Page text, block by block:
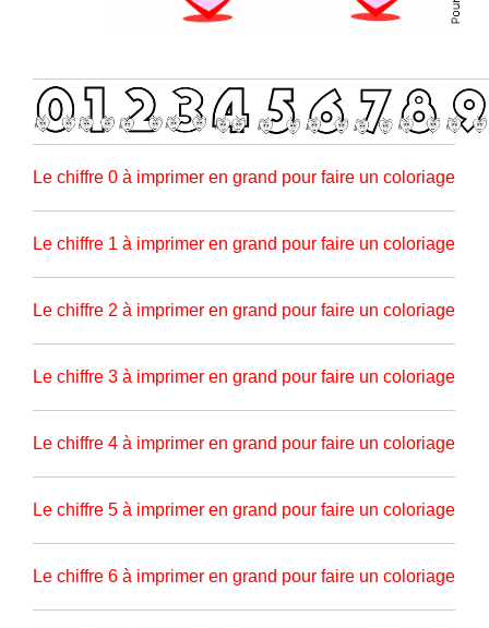
Le chiffre 0 à imprimer en grand pour faire un coloriage
Le chiffre 1 à imprimer en grand pour faire un coloriage
Le chiffre 2 à imprimer en grand pour faire un coloriage
Le chiffre 3 à imprimer en grand pour faire un coloriage
Le chiffre 4 à imprimer en grand pour faire un coloriage
Le chiffre 5 à imprimer en grand pour faire un coloriage
Le chiffre 6 à imprimer en grand pour faire un coloriage